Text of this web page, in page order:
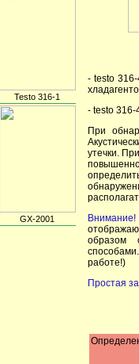
Testo 316-1
GX-2001
- testo
- testo 316-
При
утечки.
Внимание!
образом
работе!)
Простая